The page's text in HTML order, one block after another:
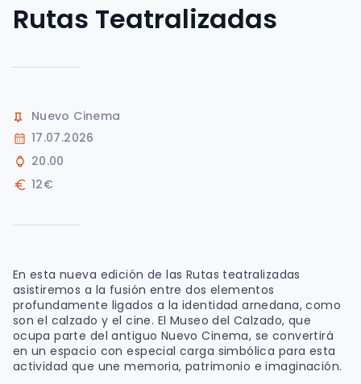
Rutas Teatralizadas
Nuevo Cinema
17.07.2026
20.00
12€
En esta nueva edición de las Rutas teatralizadas
asistiremos a la fusión entre dos elementos
profundamente ligados a la identidad arnedana, como
son el calzado y el cine. El Museo del Calzado, que
ocupa parte del antiguo Nuevo Cinema, se convertirá
en un espacio con especial carga simbólica para esta
actividad que une memoria, patrimonio e imaginación.